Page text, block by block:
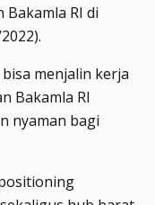
RI di
menjalin kerja
Bakamla RI
nyaman bagi